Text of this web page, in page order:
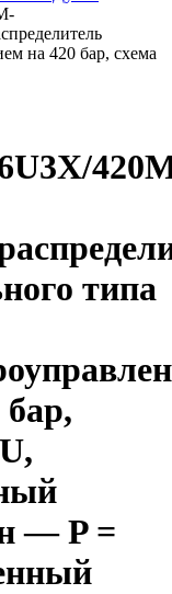
на 420 бар, схема
типа
бар,
— P =